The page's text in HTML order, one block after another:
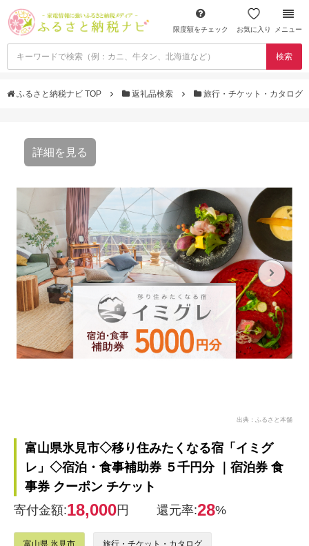
限度額をチェック お気に入り メニュー
検索
ふるさと納税ナビ TOP 返礼品検索 旅行・チケット・カタログ
詳細を見る
出典：ふるさと本舗
富山県氷見市◇移り住みたくなる宿「イミグ
レ」◇宿泊・食事補助券 ５千円分 ｜宿泊券 食
事券 クーポン チケット
寄付金額:18,000円 還元率:28%
富山県 氷見市 旅行・チケット・カタログ